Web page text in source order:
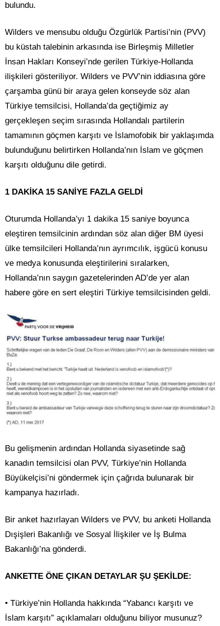
bulundu.
Wilders ve mensubu olduğu Özgürlük Partisi’nin (PVV)
bu küstah talebinin arkasında ise Birleşmiş Milletler
İnsan Hakları Konseyi’nde gerilen Türkiye-Hollanda
ilişkileri gösteriliyor. Wilders ve PVV’nin iddiasına göre
çarşamba günü bir araya gelen konseyde söz alan
Türkiye temsilcisi, Hollanda’da geçtiğimiz ay
gerçekleşen seçim sırasında Hollandalı partilerin
tamamının göçmen karşıtı ve İslamofobik bir yaklaşımda
bulunduğunu belirtirken Hollanda’nın İslam ve göçmen
karşıtı olduğunu dile getirdi.
1 DAKİKA 15 SANİYE FAZLA GELDİ
Oturumda Hollanda’yı 1 dakika 15 saniye boyunca
eleştiren temsilcinin ardından söz alan diğer BM üyesi
ülke temsilcileri Hollanda’nın ayrımcılık, işgücü konusu
ve medya konusunda eleştirilerini sıralarken,
Hollanda’nın saygın gazetelerinden AD’de yer alan
habere göre en sert eleştiri Türkiye temsilcisinden geldi.
Bu gelişmenin ardından Hollanda siyasetinde sağ
kanadın temsilcisi olan PVV, Türkiye’nin Hollanda
Büyükelçisi’ni göndermek için çağrıda bulunarak bir
kampanya hazırladı.
Bir anket hazırlayan Wilders ve PVV, bu anketi Hollanda
Dışişleri Bakanlığı ve Sosyal İlişkiler ve İş Bulma
Bakanlığı’na gönderdi.
ANKETTE ÖNE ÇIKAN DETAYLAR ŞU ŞEKİLDE:
• Türkiye’nin Hollanda hakkında “Yabancı karşıtı ve
İslam karşıtı” açıklamaları olduğunu biliyor musunuz?